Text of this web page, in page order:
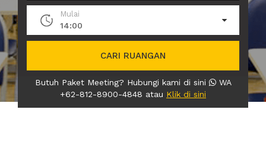
Mulai
14:00
CARI RUANGAN
Butuh Paket Meeting? Hubungi kami di sini
WA
+62-812-8900-4848 atau Klik di sini